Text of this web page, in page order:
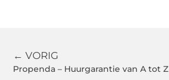
← VORIG
Propenda – Huurgarantie van A tot Z